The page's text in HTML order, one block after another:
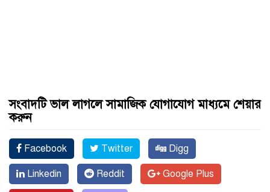
সংবাদটি ভাল লাগলে সামাজিক যোগাযোগ মাধ্যমে শেয়ার
করুন
Facebook Twitter Digg
Linkedin Reddit Google Plus